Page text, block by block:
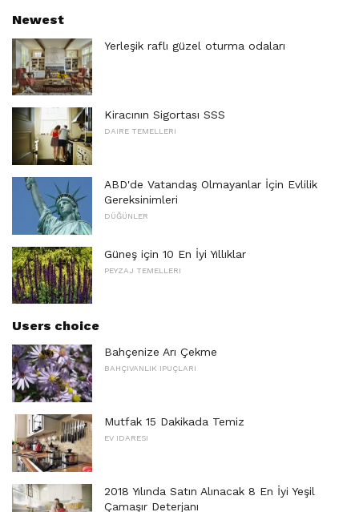
Newest
Yerleşik raflı güzel oturma odaları
Kiracının Sigortası SSS
DAIRE TEMELLERI
ABD'de Vatandaş Olmayanlar İçin Evlilik
Gereksinimleri
DÜĞÜNLER
Güneş için 10 En İyi Yıllıklar
PEYZAJ TEMELLERI
Users choice
Bahçenize Arı Çekme
BAHÇIVANLIK IPUÇLARI
Mutfak 15 Dakikada Temiz
EV IDARESI
2018 Yılında Satın Alınacak 8 En İyi Yeşil
Çamaşır Deterjanı